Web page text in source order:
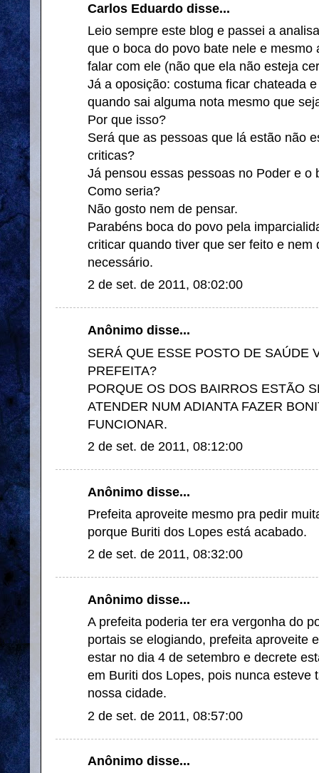
Carlos Eduardo disse...
Leio sempre este blog e passei a
que o boca do povo bate nele e mesmo
falar com ele (não que ela não esteja
Já a oposição: costuma ficar chateada
quando sai alguma nota mesmo que
Por que isso?
Será que as pessoas que lá estão não
criticas?
Já pensou essas pessoas no Poder e o
Como seria?
Não gosto nem de pensar.
Parabéns boca do povo pela
criticar quando tiver que ser feito e nem
necessário.
2 de set. de 2011, 08:02:00
Anônimo disse...
SERÁ QUE ESSE POSTO DE SAÚDE
PREFEITA?
PORQUE OS DOS BAIRROS ESTÃO
ATENDER NUM ADIANTA FAZER
FUNCIONAR.
2 de set. de 2011, 08:12:00
Anônimo disse...
Prefeita aproveite mesmo pra pedir
porque Buriti dos Lopes está acabado.
2 de set. de 2011, 08:32:00
Anônimo disse...
A prefeita poderia ter era vergonha do
portais se elogiando, prefeita aproveite
estar no dia 4 de setembro e decrete
em Buriti dos Lopes, pois nunca esteve
nossa cidade.
2 de set. de 2011, 08:57:00
Anônimo disse...